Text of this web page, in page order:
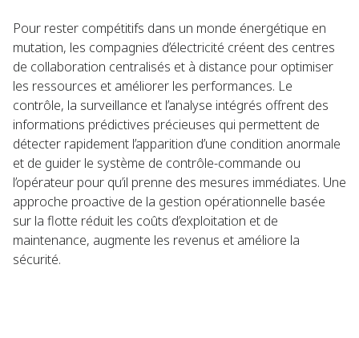
Pour rester compétitifs dans un monde énergétique en
mutation, les compagnies d’électricité créent des centres
de collaboration centralisés et à distance pour optimiser
les ressources et améliorer les performances. Le
contrôle, la surveillance et l’analyse intégrés offrent des
informations prédictives précieuses qui permettent de
détecter rapidement l’apparition d’une condition anormale
et de guider le système de contrôle-commande ou
l’opérateur pour qu’il prenne des mesures immédiates. Une
approche proactive de la gestion opérationnelle basée
sur la flotte réduit les coûts d’exploitation et de
maintenance, augmente les revenus et améliore la
sécurité.